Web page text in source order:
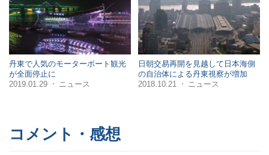
丹東で人気のモーターボート観光
が全面停止に
2019.01.29
・ ニュース
日朝交易再開を見越して日本海側
の自治体による丹東視察が増加
2018.10.21
・ ニュース
コメント・感想